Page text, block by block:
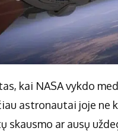
kai NASA vykdo
astronautai joje ne
skausmo ar ausų